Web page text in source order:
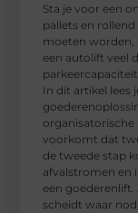
Sta je voor een
pallets en
moeten worden,
een autolift veel
In dit artikel lees
organisatorische
voorkomt dat
de tweede stap
afvalstromen en
een
scheidt waar